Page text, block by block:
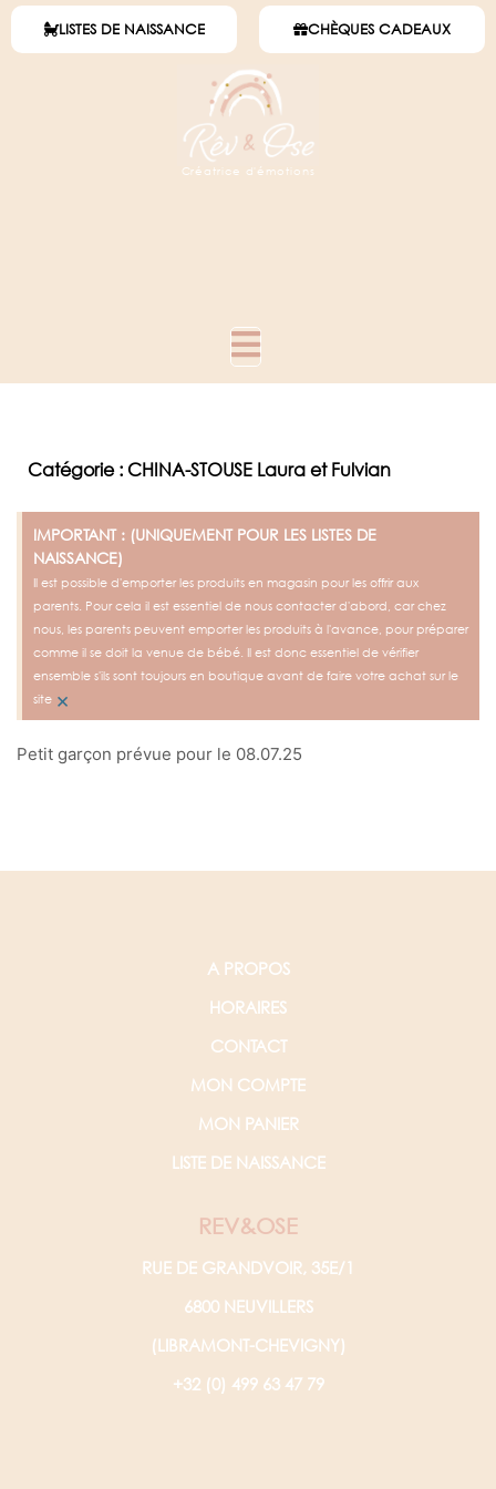
LISTES DE NAISSANCE CHÈQUES CADEAUX
Créatrice d'émotions
Catégorie : CHINA-STOUSE Laura et Fulvian
IMPORTANT : (UNIQUEMENT POUR LES LISTES DE
NAISSANCE)
Il est possible d'emporter les produits en magasin pour les offrir aux
parents. Pour cela il est essentiel de nous contacter d'abord, car chez
nous, les parents peuvent emporter les produits à l'avance, pour préparer
comme il se doit la venue de bébé. Il est donc essentiel de vérifier
ensemble s'ils sont toujours en boutique avant de faire votre achat sur le
site ×
Petit garçon prévue pour le 08.07.25
A PROPOS
HORAIRES
CONTACT
MON COMPTE
MON PANIER
LISTE DE NAISSANCE
REV&OSE
RUE DE GRANDVOIR, 35E/1
6800 NEUVILLERS
(LIBRAMONT-CHEVIGNY)
+32 (0) 499 63 47 79